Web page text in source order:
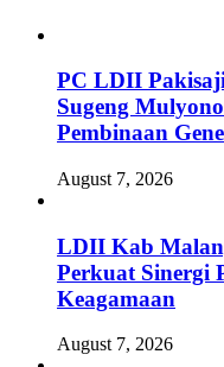
PC LDII
Sugeng
Pembinaan
August 7, 2026
LDII Kab
Perkuat Sinergi
Keagamaan
August 7, 2026